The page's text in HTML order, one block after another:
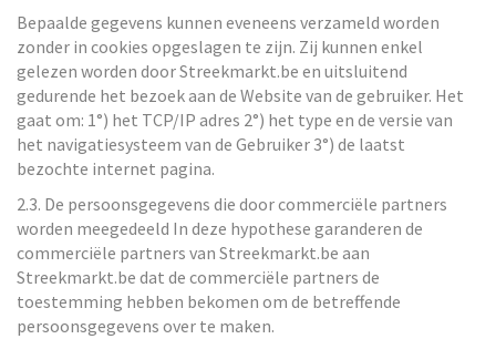
Bepaalde gegevens kunnen eveneens verzameld worden
zonder in cookies opgeslagen te zijn. Zij kunnen enkel
gelezen worden door Streekmarkt.be en uitsluitend
gedurende het bezoek aan de Website van de gebruiker. Het
gaat om: 1°) het TCP/IP adres 2°) het type en de versie van
het navigatiesysteem van de Gebruiker 3°) de laatst
bezochte internet pagina.
2.3. De persoonsgegevens die door commerciële partners
worden meegedeeld In deze hypothese garanderen de
commerciële partners van Streekmarkt.be aan
Streekmarkt.be dat de commerciële partners de
toestemming hebben bekomen om de betreffende
persoonsgegevens over te maken.